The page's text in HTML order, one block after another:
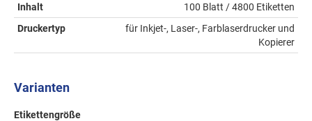
Inhalt
100 Blatt / 4800 Etiketten
Druckertyp
für Inkjet-, Laser-, Farblaserdrucker und
Kopierer
Varianten
Etikettengröße